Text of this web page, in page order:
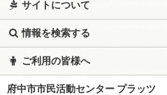
サイトについて
情報を検索する
ご利用の皆様へ
府中市市民活動センター プラッツ